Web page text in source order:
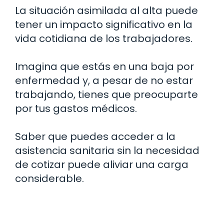
La situación asimilada al alta puede
tener un impacto significativo en la
vida cotidiana de los trabajadores.
Imagina que estás en una baja por
enfermedad y, a pesar de no estar
trabajando, tienes que preocuparte
por tus gastos médicos.
Saber que puedes acceder a la
asistencia sanitaria sin la necesidad
de cotizar puede aliviar una carga
considerable.